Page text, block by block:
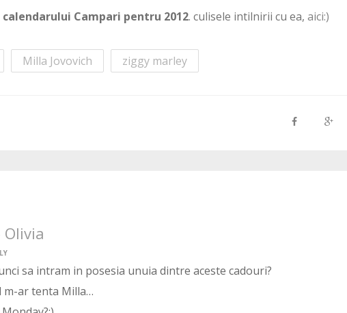
Campari pentru 2012. culisele intilnirii cu ea, aici:)
Milla Jovovich ziggy marley
Olivia
sa intram in posesia unuia dintre aceste cadouri?
m-ar tenta Milla…